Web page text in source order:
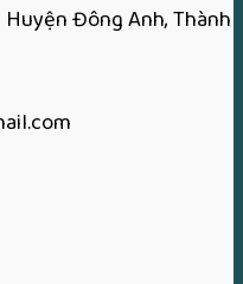
Đông Anh, Thành